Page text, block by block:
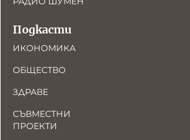
Подкасти
ИКОНОМИКА
ОБЩЕСТВО
ЗДРАВЕ
СЪВМЕСТНИ
ПРОЕКТИ